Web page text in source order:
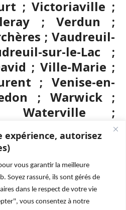
expérience, autorisez
vous garantir la meilleure
Soyez rassuré, ils sont gérés de
dans le respect de votre vie
vous consentez à notre
; Victoriaville ;
; Verdun ;
; Vaudreuil-
sur-le-Lac ;
; Ville-Marie ;
; Venise-en-
; Warwick ;
Waterville ;
; Wickham ;
; Yamachiche ;